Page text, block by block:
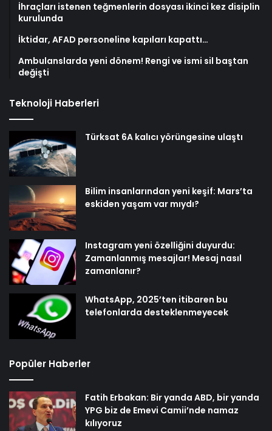
İhraçları istenen teğmenlerin dosyası ikinci kez disiplin
kurulunda
İktidar, AFAD personeline kapıları kapattı…
Ambulanslarda yeni dönem! Rengi ve ismi sil baştan
değişti
Teknoloji Haberleri
Türksat 6A kalıcı yörüngesine ulaştı
Bilim insanlarından yeni keşif: Mars’ta
eskiden yaşam var mıydı?
Instagram yeni özelliğini duyurdu:
Zamanlanmış mesajlar! Mesaj nasıl
zamanlanır?
WhatsApp, 2025’ten itibaren bu
telefonlarda desteklenmeyecek
Popüler Haberler
Fatih Erbakan: Bir yanda ABD, bir yanda
YPG biz de Emevi Camii’nde namaz
kılıyoruz